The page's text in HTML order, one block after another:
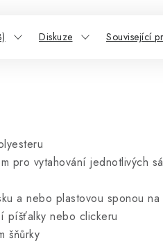
Diskuze Související
pro vytahování jednotlivých
a nebo plastovou sponou
píšťalky nebo clickeru
šňůrky